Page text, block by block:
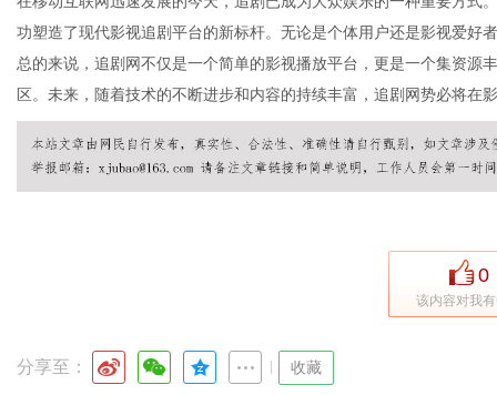
功塑造了现代影视追剧平台的新标杆。无论是个体用户还是影视爱好
总的来说，追剧网不仅是一个简单的影视播放平台，更是一个集资源
区。未来，随着技术的不断进步和内容的持续丰富，追剧网势必将在
0
该内容对我
分享至： 收藏